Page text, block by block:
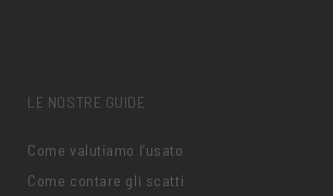
LE NOSTRE GUIDE
Come valutiamo l’usato
Come contare gli scatti